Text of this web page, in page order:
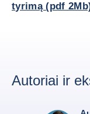
tyrimą (pdf
Autoriai ir